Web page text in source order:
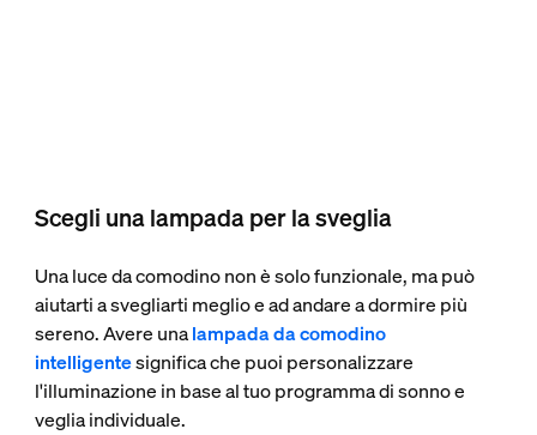
Scegli una lampada per la sveglia
Una luce da comodino non è solo funzionale, ma può
aiutarti a svegliarti meglio e ad andare a dormire più
sereno. Avere unalampada da comodino
intelligentesignifica che puoi personalizzare
l'illuminazione in base al tuo programma di sonno e
veglia individuale.